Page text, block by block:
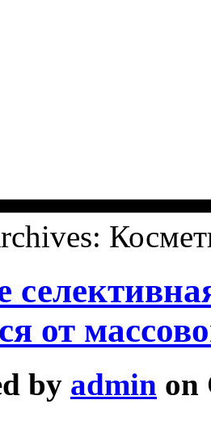
от
by admin on